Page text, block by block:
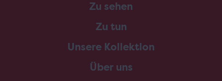
Zu sehen
Zu tun
Unsere Kollektion
Über uns